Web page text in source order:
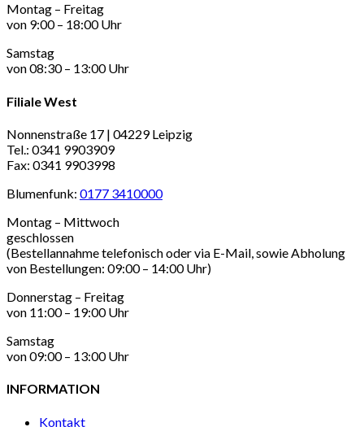
Montag – Freitag
von 9:00 – 18:00 Uhr
Samstag
von 08:30 – 13:00 Uhr
Filiale West
Nonnenstraße 17 | 04229 Leipzig
Tel.: 0341 9903909
Fax: 0341 9903998
Blumenfunk: 0177 3410000
Montag – Mittwoch
geschlossen
(Bestellannahme telefonisch oder via E-Mail, sowie Abholung
von Bestellungen: 09:00 – 14:00 Uhr)
Donnerstag – Freitag
von 11:00 – 19:00 Uhr
Samstag
von 09:00 – 13:00 Uhr
INFORMATION
Kontakt